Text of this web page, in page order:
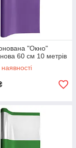
"Окно"
60 см 10 метрів